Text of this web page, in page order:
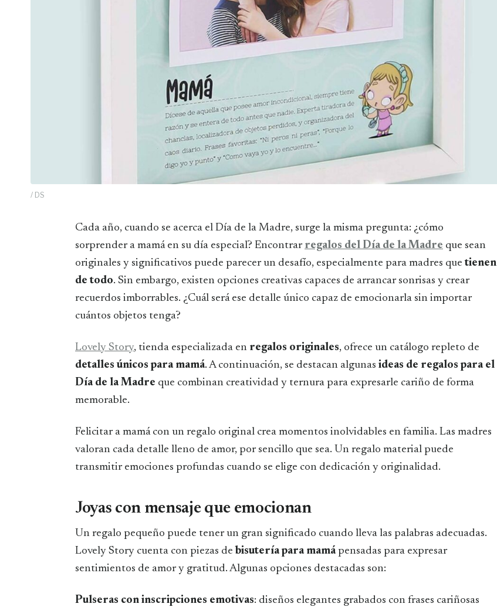
/ DS
Cada año, cuando se acerca el Día de la Madre, surge la misma pregunta: ¿cómo
sorprender a mamá en su día especial? Encontrar regalos del Día de la Madre que sean
originales y significativos puede parecer un desafío, especialmente para madres quetienen
de todo. Sin embargo, existen opciones creativas capaces de arrancar sonrisas y crear
recuerdos imborrables. ¿Cuál será ese detalle único capaz de emocionarla sin importar
cuántos objetos tenga?
Lovely Story, tienda especializada en regalos originales, ofrece un catálogo repleto de
detalles únicos para mamá. A continuación, se destacan algunas ideas de regalos para el
Día de la Madre que combinan creatividad y ternura para expresarle cariño de forma
memorable.
Felicitar a mamá con un regalo original crea momentos inolvidables en familia. Las madres
valoran cada detalle lleno de amor, por sencillo que sea. Un regalo material puede
transmitir emociones profundas cuando se elige con dedicación y originalidad.
Joyas con mensaje que emocionan
Un regalo pequeño puede tener un gran significado cuando lleva las palabras adecuadas.
Lovely Story cuenta con piezas de bisutería para mamápensadas para expresar
sentimientos de amor y gratitud. Algunas opciones destacadas son:
Pulseras con inscripciones emotivas: diseños elegantes grabados con frases cariñosas